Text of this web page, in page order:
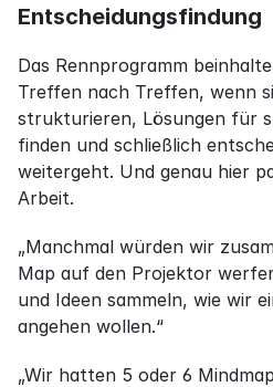
Entscheidungsfindung
Das Rennprogramm
Treffen nach Treffen, wenn
strukturieren, Lösungen für
finden und schließlich
weitergeht. Und genau hier
Arbeit.
„Manchmal würden wir
Map auf den Projektor
und Ideen sammeln, wie wir
angehen wollen.“
„Wir hatten 5 oder 6